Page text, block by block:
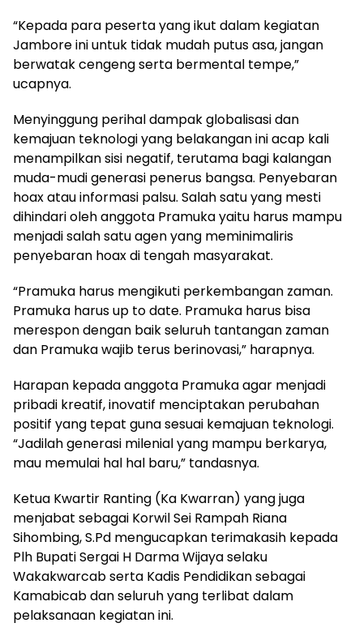
“Kepada para peserta yang ikut dalam kegiatan
Jambore ini untuk tidak mudah putus asa, jangan
berwatak cengeng serta bermental tempe,”
ucapnya.
Menyinggung perihal dampak globalisasi dan
kemajuan teknologi yang belakangan ini acap kali
menampilkan sisi negatif, terutama bagi kalangan
muda-mudi generasi penerus bangsa. Penyebaran
hoax atau informasi palsu. Salah satu yang mesti
dihindari oleh anggota Pramuka yaitu harus mampu
menjadi salah satu agen yang meminimaliris
penyebaran hoax di tengah masyarakat.
“Pramuka harus mengikuti perkembangan zaman.
Pramuka harus up to date. Pramuka harus bisa
merespon dengan baik seluruh tantangan zaman
dan Pramuka wajib terus berinovasi,” harapnya.
Harapan kepada anggota Pramuka agar menjadi
pribadi kreatif, inovatif menciptakan perubahan
positif yang tepat guna sesuai kemajuan teknologi.
“Jadilah generasi milenial yang mampu berkarya,
mau memulai hal hal baru,” tandasnya.
Ketua Kwartir Ranting (Ka Kwarran) yang juga
menjabat sebagai Korwil Sei Rampah Riana
Sihombing, S.Pd mengucapkan terimakasih kepada
Plh Bupati Sergai H Darma Wijaya selaku
Wakakwarcab serta Kadis Pendidikan sebagai
Kamabicab dan seluruh yang terlibat dalam
pelaksanaan kegiatan ini.